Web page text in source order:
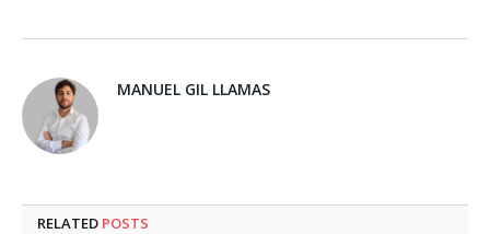
MANUEL GIL LLAMAS
RELATED POSTS